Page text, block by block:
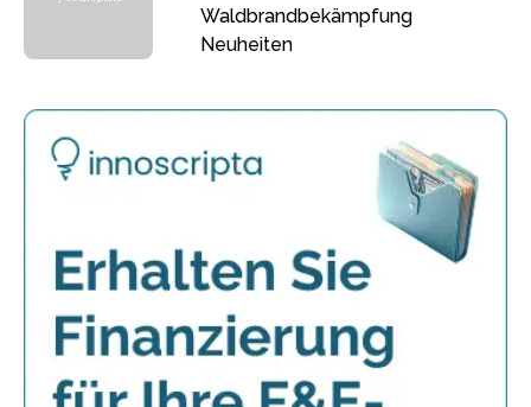
Waldbrandbekämpfung
Neuheiten